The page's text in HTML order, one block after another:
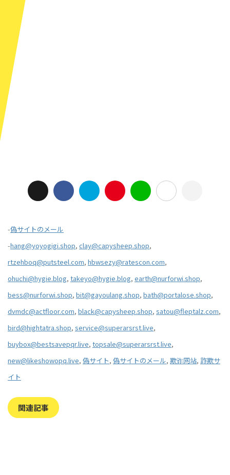
-偽サイトのメール
-hang@yoyogigi.shop, clay@capysheep.shop,
rtzehboq@putsteel.com, hbwsezy@ratescon.com,
ohuchi@hygie.blog, takeyo@hygie.blog, earth@nurforwi.shop,
bess@nurforwi.shop, bit@gayoulang.shop, bath@portalose.shop,
dvmdc@actfloor.com, black@capysheep.shop, satou@fleptalz.com,
bird@hightatra.shop, service@superarsrst.live,
buybox@bestsavepqr.live, topsale@superarsrst.live,
new@likeshowopq.live, 偽サイト, 偽サイトのメール, 欺诈网站, 詐欺サ
イト
関連記事